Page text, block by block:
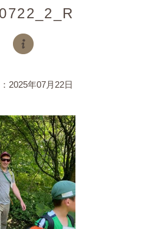
2025年07月22日